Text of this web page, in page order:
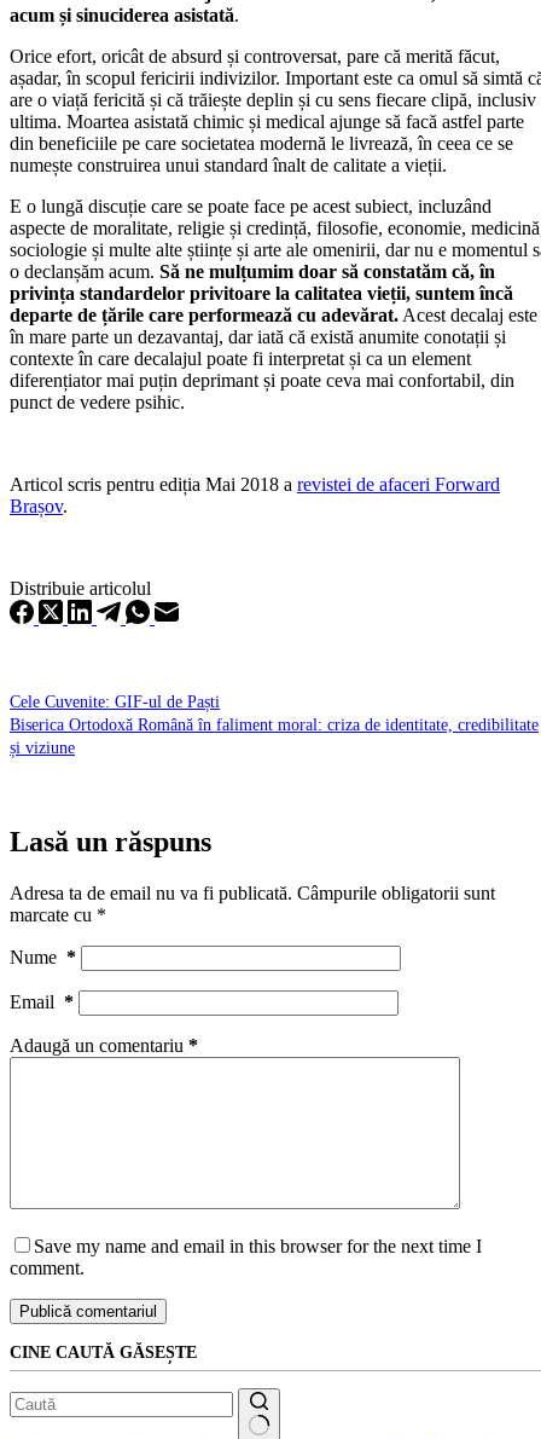
acum și sinuciderea asistată.
Orice efort, oricât de absurd și controversat, pare că merită făcut,
așadar, în scopul fericirii indivizilor. Important este ca omul să simtă
are o viață fericită și că trăiește deplin și cu sens fiecare clipă, inclusiv
ultima. Moartea asistată chimic și medical ajunge să facă astfel parte
din beneficiile pe care societatea modernă le livrează, în ceea ce se
numește construirea unui standard înalt de calitate a vieții.
E o lungă discuție care se poate face pe acest subiect, incluzând
aspecte de moralitate, religie și credință, filosofie, economie,
sociologie și multe alte științe și arte ale omenirii, dar nu e momentul
o declanșăm acum. Să ne mulțumim doar să constatăm că, în
privința standardelor privitoare la calitatea vieții, suntem încă
departe de țările care performează cu adevărat. Acest decalaj este
în mare parte un dezavantaj, dar iată că există anumite conotații și
contexte în care decalajul poate fi interpretat și ca un element
diferențiator mai puțin deprimant și poate ceva mai confortabil, din
punct de vedere psihic.
Articol scris pentru ediția Mai 2018 a revistei de afaceri Forward
Brașov.
Distribuie articolul
Cele Cuvenite: GIF-ul de Paști
Biserica Ortodoxă Română în faliment moral: criza de identitate, credibilitate
și viziune
Lasă un răspuns
Adresa ta de email nu va fi publicată. Câmpurile obligatorii sunt
marcate cu *
Nume *
Email *
Adaugă un comentariu *
Save my name and email in this browser for the next time I
comment.
Publică comentariul
CINE CAUTĂ GĂSEȘTE